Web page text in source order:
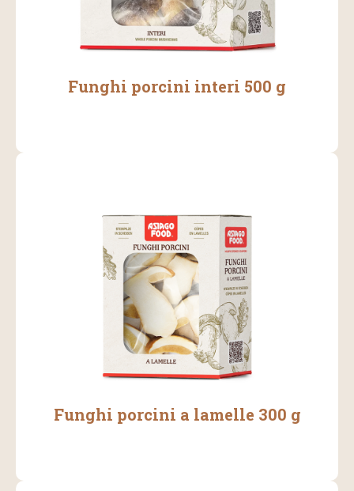
Funghi porcini interi 500 g
Funghi porcini a lamelle 300 g